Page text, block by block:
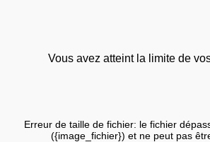
Vous avez atteint la limite de
Erreur de taille de fichier: le fichier
({image_fichier}) et ne peut pas